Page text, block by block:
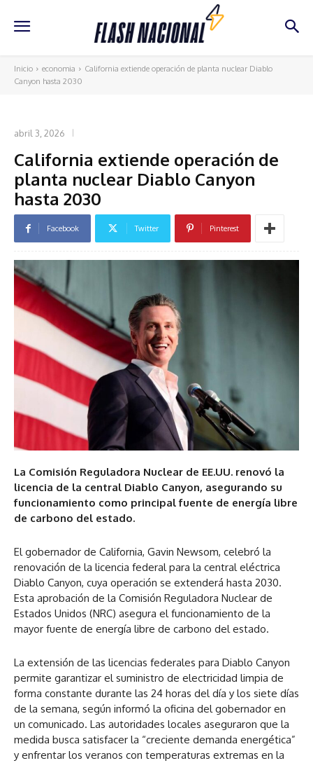
Inicio economia
California extiende operación de planta nuclear Diablo
Canyon hasta 2030
abril 3, 2026
California extiende operación de
planta nuclear Diablo Canyon
hasta 2030
Facebook Twitter Pinterest
La Comisión Reguladora Nuclear de EE.UU. renovó la
licencia de la central Diablo Canyon, asegurando su
funcionamiento como principal fuente de energía libre
de carbono del estado.
El gobernador de California, Gavin Newsom, celebró la
renovación de la licencia federal para la central eléctrica
Diablo Canyon, cuya operación se extenderá hasta 2030.
Esta aprobación de la Comisión Reguladora Nuclear de
Estados Unidos (NRC) asegura el funcionamiento de la
mayor fuente de energía libre de carbono del estado.
La extensión de las licencias federales para Diablo Canyon
permite garantizar el suministro de electricidad limpia de
forma constante durante las 24 horas del día y los siete días
de la semana, según informó la oficina del gobernador en
un comunicado. Las autoridades locales aseguraron que la
medida busca satisfacer la “creciente demanda energética”
y enfrentar los veranos con temperaturas extremas en la